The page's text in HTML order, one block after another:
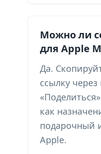
Можно ли
для Apple
Да.
ссылку
как
подарочный
Apple.